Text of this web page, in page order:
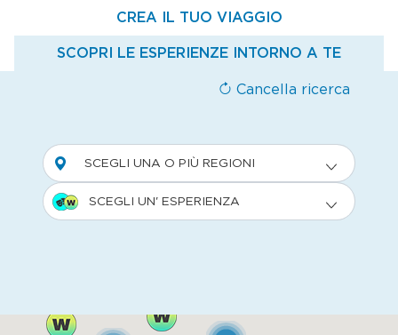
CREA IL TUO VIAGGIO
SCOPRI LE ESPERIENZE INTORNO A TE
Cancella ricerca
SCEGLI UNA O PIÙ REGIONI
SCEGLI UN' ESPERIENZA